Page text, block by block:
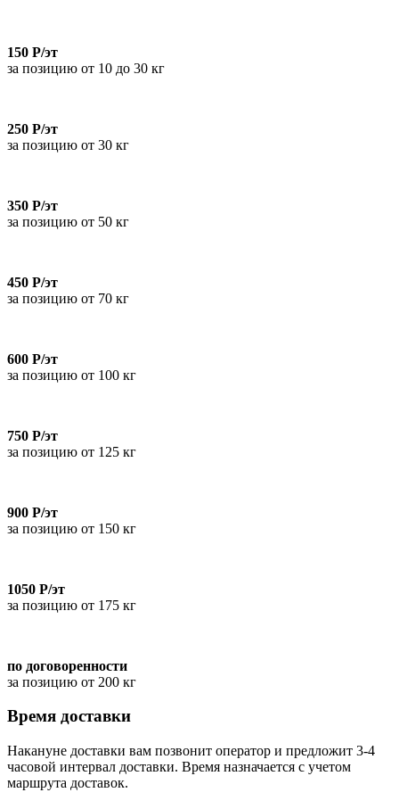
150 Р/эт
за позицию от 10 до 30 кг
250 Р/эт
за позицию от 30 кг
350 Р/эт
за позицию от 50 кг
450 Р/эт
за позицию от 70 кг
600 Р/эт
за позицию от 100 кг
750 Р/эт
за позицию от 125 кг
900 Р/эт
за позицию от 150 кг
1050 Р/эт
за позицию от 175 кг
по договоренности
за позицию от 200 кг
Время доставки
Накануне доставки вам позвонит оператор и предложит 3-4
часовой интервал доставки. Время назначается с учетом
маршрута доставок.